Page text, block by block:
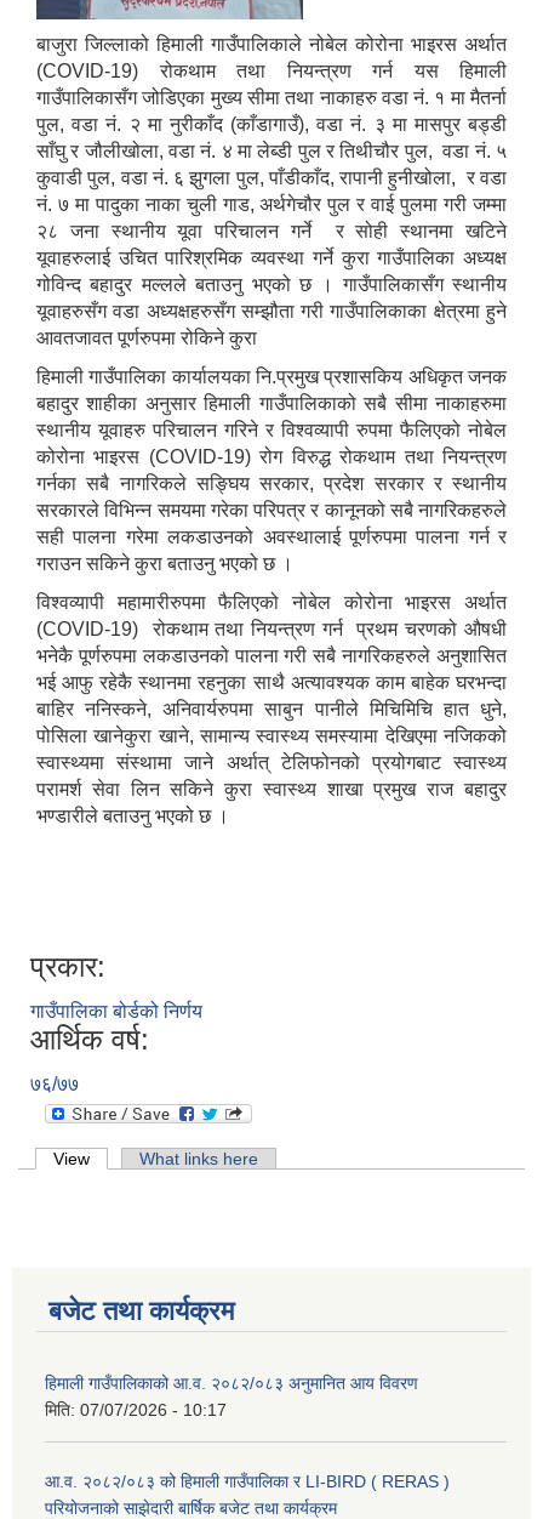
बाजुरा जिल्लाको हिमाली गाउँपालिकाले नोबेल कोरोना भाइरस अर्थात
(COVID-19) रोकथाम तथा नियन्त्रण गर्न यस हिमाली
गाउँपालिकासँग जोडिएका मुख्य सीमा तथा नाकाहरु वडा नं. १ मा मैतर्ना
पुल, वडा नं. २ मा नुरीकाँद (काँडागाउँ), वडा नं. ३ मा मासपुर बड्डी
साँघु र जौलीखोला, वडा नं. ४ मा लेब्डी पुल र तिथीचौर पुल, वडा नं. ५
कुवाडी पुल, वडा नं. ६ झुगला पुल, पाँडीकाँद, रापानी हुनीखोला, र वडा
नं. ७ मा पादुका नाका चुली गाड, अर्थगेचौर पुल र वाई पुलमा गरी जम्मा
२८ जना स्थानीय यूवा परिचालन गर्ने र सोही स्थानमा खटिने
यूवाहरुलाई उचित पारिश्रमिक व्यवस्था गर्ने कुरा गाउँपालिका अध्यक्ष
गोविन्द बहादुर मल्लले बताउनु भएको छ । गाउँपालिकासँग स्थानीय
यूवाहरुसँग वडा अध्यक्षहरुसँग सम्झौता गरी गाउँपालिकाका क्षेत्रमा हुने
आवतजावत पूर्णरुपमा रोकिने कुरा
हिमाली गाउँपालिका कार्यालयका नि.प्रमुख प्रशासकिय अधिकृत जनक
बहादुर शाहीका अनुसार हिमाली गाउँपालिकाको सबै सीमा नाकाहरुमा
स्थानीय यूवाहरु परिचालन गरिने र विश्वव्यापी रुपमा फैलिएको नोबेल
कोरोना भाइरस (COVID-19) रोग विरुद्ध रोकथाम तथा नियन्त्रण
गर्नका सबै नागरिकले सङ्घिय सरकार, प्रदेश सरकार र स्थानीय
सरकारले विभिन्न समयमा गरेका परिपत्र र कानूनको सबै नागरिकहरुले
सही पालना गरेमा लकडाउनको अवस्थालाई पूर्णरुपमा पालना गर्न र
गराउन सकिने कुरा बताउनु भएको छ ।
विश्वव्यापी महामारीरुपमा फैलिएको नोबेल कोरोना भाइरस अर्थात
(COVID-19) रोकथाम तथा नियन्त्रण गर्न प्रथम चरणको औषधी
भनेकै पूर्णरुपमा लकडाउनको पालना गरी सबै नागरिकहरुले अनुशासित
भई आफु रहेकै स्थानमा रहनुका साथै अत्यावश्यक काम बाहेक घरभन्दा
बाहिर ननिस्कने, अनिवार्यरुपमा साबुन पानीले मिचिमिचि हात धुने,
पोसिला खानेकुरा खाने, सामान्य स्वास्थ्य समस्यामा देखिएमा नजिकको
स्वास्थ्यमा संस्थामा जाने अर्थात् टेलिफोनको प्रयोगबाट स्वास्थ्य
परामर्श सेवा लिन सकिने कुरा स्वास्थ्य शाखा प्रमुख राज बहादुर
भण्डारीले बताउनु भएको छ ।
प्रकार:
गाउँपालिका बोर्डको निर्णय
आर्थिक वर्ष:
७६/७७
Primary tabs
View (active tab)What links here
बजेट तथा कार्यक्रम
हिमाली गाउँपालिकाको आ.व. २०८२/०८३ अनुमानित आय विवरण
मिति: 07/07/2026 - 10:17
आ.व. २०८२/०८३ को हिमाली गाउँपालिका र LI-BIRD ( RERAS )
परियोजनाको साझेदारी बार्षिक बजेट तथा कार्यक्रम